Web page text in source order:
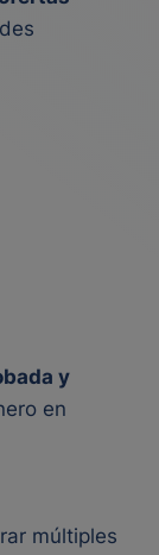
y
en
múltiples